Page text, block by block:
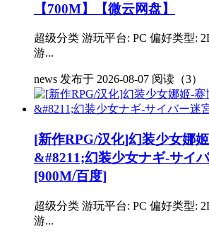
【700M】【微云网盘】
超级分类 游玩平台: PC 偏好类型:
游...
news 发布于 2026-08-07 阅读（3）
[新作RPG/汉化]幻装少女娜
&#8211;幻装少女ナギ-サイ
[900M/百度]
超级分类 游玩平台: PC 偏好类型:
游...